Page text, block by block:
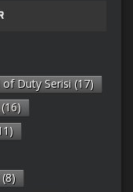
of Duty Serisi (17)
(16)
(8)